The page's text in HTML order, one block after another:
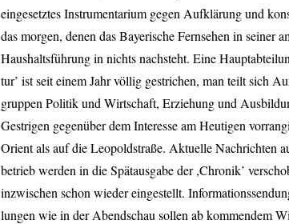
eingesetztes Instrumentarium gegen Aufklärung und
das morgen, denen das Bayerische Fernsehen in seiner
Haushaltsführung in nichts nachsteht. Eine
tur’ ist seit einem Jahr völlig gestrichen, man teilt sich
gruppen Politik und Wirtschaft, Erziehung und
Gestrigen gegenüber dem Interesse am Heutigen
Orient als auf die Leopoldstraße. Aktuelle Nachrichten
betrieb werden in die Spätausgabe der ,Chronik’
inzwischen schon wieder eingestellt.
lungen wie in der Abendschau sollen ab kommendem